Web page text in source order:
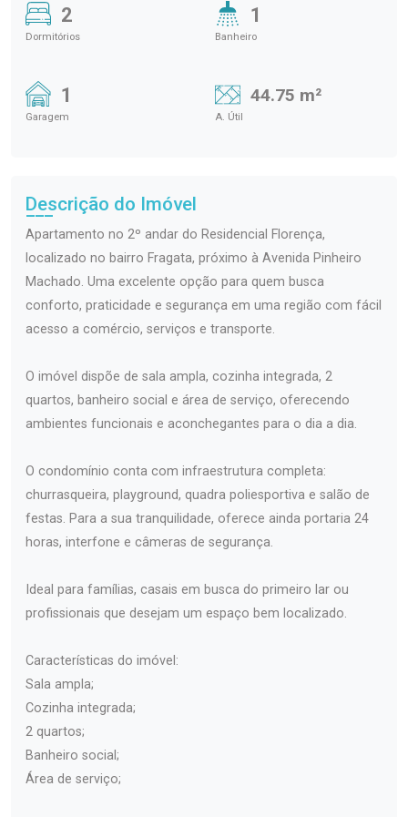
2
Dormitórios
1
Banheiro
1
Garagem
44.75 m²
A. Útil
Descrição do Imóvel
Apartamento no 2º andar do Residencial Florença,
localizado no bairro Fragata, próximo à Avenida Pinheiro
Machado. Uma excelente opção para quem busca
conforto, praticidade e segurança em uma região com fácil
acesso a comércio, serviços e transporte.
O imóvel dispõe de sala ampla, cozinha integrada, 2
quartos, banheiro social e área de serviço, oferecendo
ambientes funcionais e aconchegantes para o dia a dia.
O condomínio conta com infraestrutura completa:
churrasqueira, playground, quadra poliesportiva e salão de
festas. Para a sua tranquilidade, oferece ainda portaria 24
horas, interfone e câmeras de segurança.
Ideal para famílias, casais em busca do primeiro lar ou
profissionais que desejam um espaço bem localizado.
Características do imóvel:
Sala ampla;
Cozinha integrada;
2 quartos;
Banheiro social;
Área de serviço;